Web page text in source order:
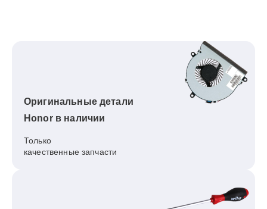
Оригинальные детали
Honor в наличии
Только
качественные запчасти